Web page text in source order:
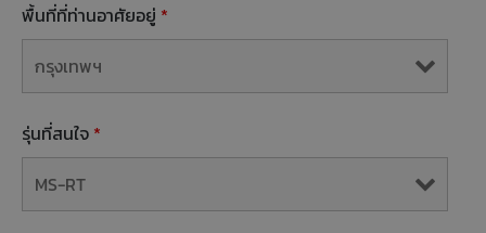
พื้นที่ที่ท่านอาศัยอยู่ *
รุ่นที่สนใจ *